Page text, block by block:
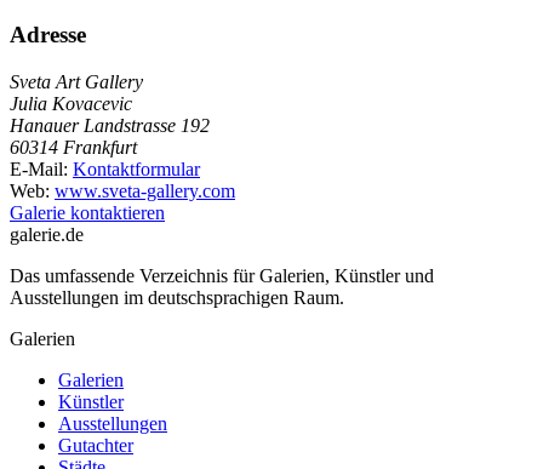
Adresse
Sveta Art Gallery
Julia Kovacevic
Hanauer Landstrasse 192
60314 Frankfurt
E-Mail: Kontaktformular
Web: www.sveta-gallery.com
Galerie kontaktieren
galerie.de
Das umfassende Verzeichnis für Galerien, Künstler und
Ausstellungen im deutschsprachigen Raum.
Galerien
Galerien
Künstler
Ausstellungen
Gutachter